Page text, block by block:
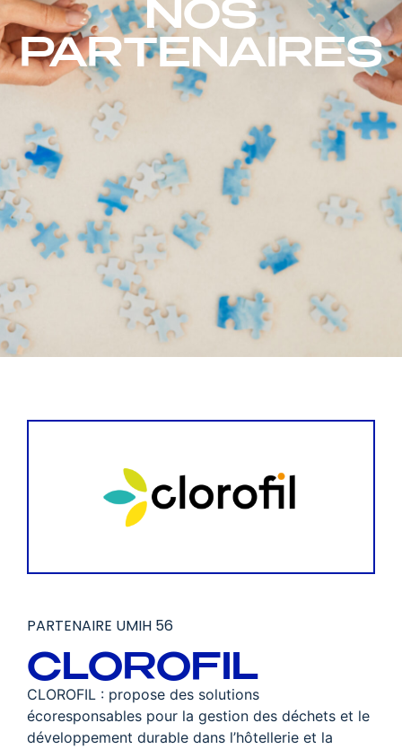
NOS
PARTENAIRES
PARTENAIRE UMIH 56
CLOROFIL
CLOROFIL : propose des solutions
écoresponsables pour la gestion des déchets et le
développement durable dans l’hôtellerie et la